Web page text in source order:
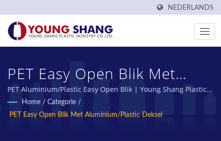
NEDERLANDS
PET Easy Open Blik Met
Aluminium / Plastic Deksel |
Gemaakt In Taiwan PET
PET Aluminium/Plastic Easy Open Blik | Young Shang Plastic
is meer dan 50 jaar een Taiwanese fabrikant van PET-
voorvormen en PET-flessen.
Home / Categorie /
PET Easy Open Blik Met Aluminium/Plastic Deksel